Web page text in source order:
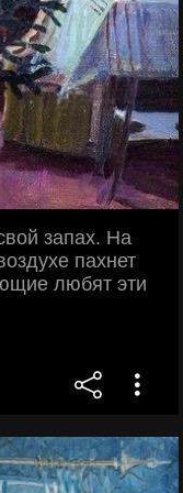
запах. На
пахнет
любят эти